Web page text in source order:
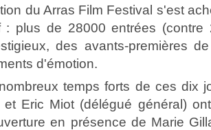
du Arras Film Festival s'est
: plus de 28000 entrées (contre
des avants-premières
d'émotion.
temps forts de ces dix
et Eric Miot (délégué général)
en présence de Marie